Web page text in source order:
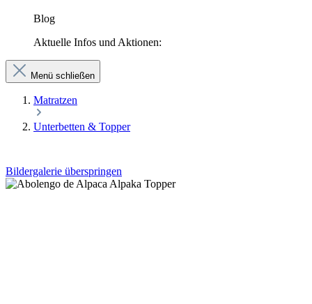
Blog
Aktuelle Infos und Aktionen:
Menü schließen
Matratzen
Unterbetten & Topper
Bildergalerie überspringen